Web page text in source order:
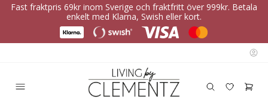
Fast fraktpris 69kr inom Sverige och fraktfritt över 999kr. Betala
enkelt med Klarna, Swish eller kort.